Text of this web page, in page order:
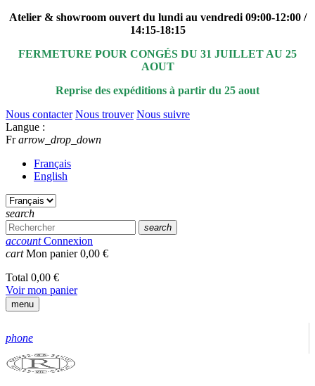
Atelier & showroom ouvert du lundi au vendredi 09:00-12:00 /
14:15-18:15
FERMETURE POUR CONGÉS DU 31 JUILLET AU 25
AOUT
Reprise des expéditions à partir du 25 aout
Nous contacter Nous trouver Nous suivre
Langue :
Fr arrow_drop_down
Français
English
search
search
account Connexion
cart Mon panier0,00 €
Total 0,00 €
Voir mon panier
menu
phone